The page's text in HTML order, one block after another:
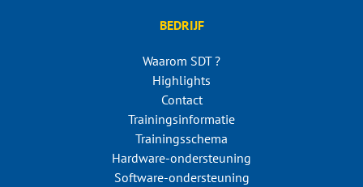
BEDRIJF
Waarom SDT ?
Highlights
Contact
Trainingsinformatie
Trainingsschema
Hardware-ondersteuning
Software-ondersteuning